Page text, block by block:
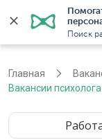
Поиск
Главная
Вакансии